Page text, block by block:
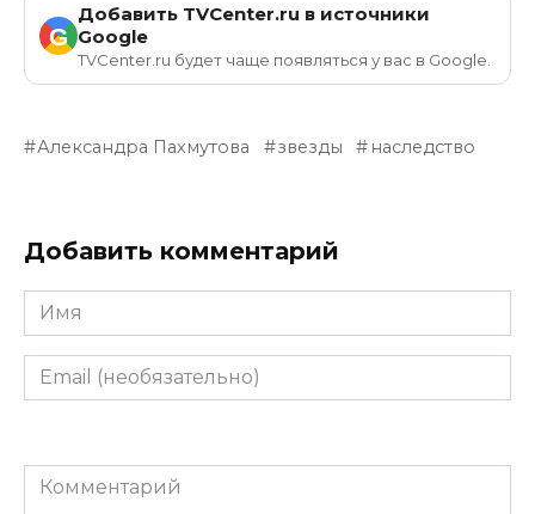
G
Добавить TVCenter.ru в источники
Google
TVCenter.ru будет чаще появляться у вас в Google.
Александра Пахмутова звезды наследство
Добавить комментарий
Имя
Email
(необязательно)
Комментарий